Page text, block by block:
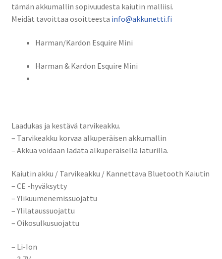
tämän akkumallin sopivuudesta kaiutin malliisi.
Meidät tavoittaa osoitteesta info@akkunetti.fi
Harman/Kardon Esquire Mini
Harman & Kardon Esquire Mini
Laadukas ja kestävä tarvikeakku.
– Tarvikeakku korvaa alkuperäisen akkumallin
– Akkua voidaan ladata alkuperäisellä laturilla.
Kaiutin akku / Tarvikeakku / Kannettava Bluetooth Kaiutin
– CE -hyväksytty
– Ylikuumenemissuojattu
– Ylilataussuojattu
– Oikosulkusuojattu
– Li-Ion